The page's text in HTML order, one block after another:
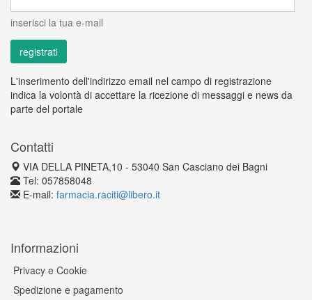
inserisci la tua e-mail
L'inserimento dell'indirizzo email nel campo di registrazione
indica la volontà di accettare la ricezione di messaggi e news da
parte del portale
Contatti
VIA DELLA PINETA,10 - 53040 San Casciano dei Bagni
Tel: 057858048
E-mail: farmacia.raciti@libero.it
Informazioni
Privacy e Cookie
Spedizione e pagamento